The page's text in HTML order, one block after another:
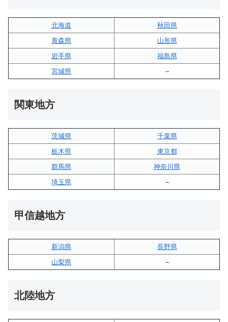
北海道
秋田県
青森県
山形県
岩手県
福島県
宮城県
–
関東地方
茨城県
千葉県
栃木県
東京都
群馬県
神奈川県
埼玉県
–
甲信越地方
新潟県
長野県
山梨県
–
北陸地方